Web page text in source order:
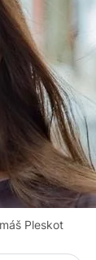
Pleskot